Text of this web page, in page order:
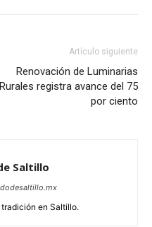
Artículo siguiente
Renovación de Luminarias
Rurales registra avance del 75
por ciento
Saltillo
en Saltillo.